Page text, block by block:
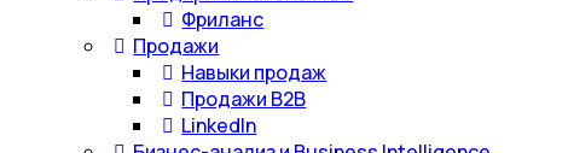
Фриланс
Продажи
Навыки продаж
Продажи B2B
LinkedIn